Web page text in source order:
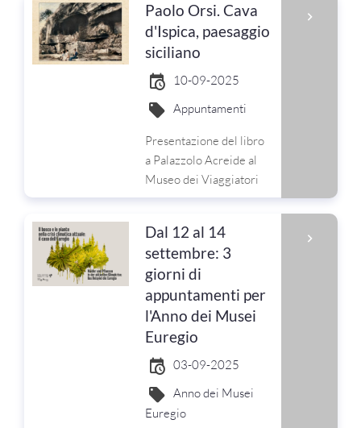
Paolo Orsi. Cava
d'Ispica, paesaggio
siciliano
10-09-2025
Appuntamenti
Presentazione del libro
a Palazzolo Acreide al
Museo dei Viaggiatori
Dal 12 al 14
settembre: 3
giorni di
appuntamenti per
l'Anno dei Musei
Euregio
03-09-2025
Anno dei Musei
Euregio